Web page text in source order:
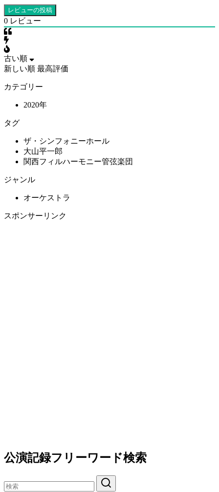
0 レビュー
古い順
新しい順 最高評価
カテゴリー
2020年
タグ
ザ・シンフォニーホール
大山平一郎
関西フィルハーモニー管弦楽団
ジャンル
オーケストラ
スポンサーリンク
公演記録フリーワード検索